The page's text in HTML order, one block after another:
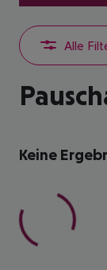
Alle
Keine